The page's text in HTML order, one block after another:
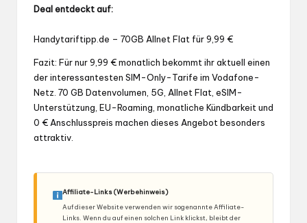
Deal entdeckt auf:
Handytariftipp.de – 70GB Allnet Flat für 9,99 €
Fazit: Für nur 9,99 € monatlich bekommt ihr aktuell einen
der interessantesten SIM-Only-Tarife im Vodafone-
Netz. 70 GB Datenvolumen, 5G, Allnet Flat, eSIM-
Unterstützung, EU-Roaming, monatliche Kündbarkeit und
0 € Anschlusspreis machen dieses Angebot besonders
attraktiv.
Affiliate-Links (Werbehinweis)
Auf dieser Website verwenden wir sogenannte Affiliate-
Links. Wenn du auf einen solchen Link klickst, bleibt der